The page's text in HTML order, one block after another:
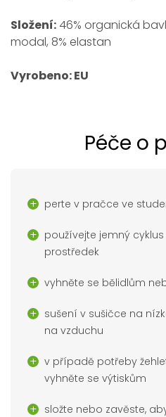
Složení:46% organická
modal, 8% elastan
Vyrobeno: EU
Péče o
perte v pračce ve
používejte jemný
prostředek
vyhněte se bělidlům
sušení v sušičce na
na vzduchu
v případě potřeby
vyhněte se výtiskům
složte nebo zavěste,